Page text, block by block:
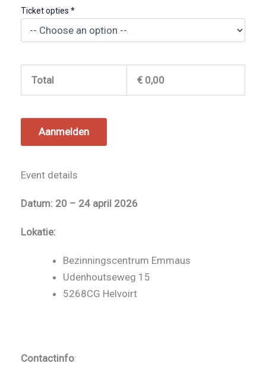
Ticket opties *
Total € 0,00
Aanmelden
Event details
Datum: 20 – 24 april 2026
Lokatie:
Bezinningscentrum Emmaus
Udenhoutseweg 15
5268CG Helvoirt
Contactinfo: